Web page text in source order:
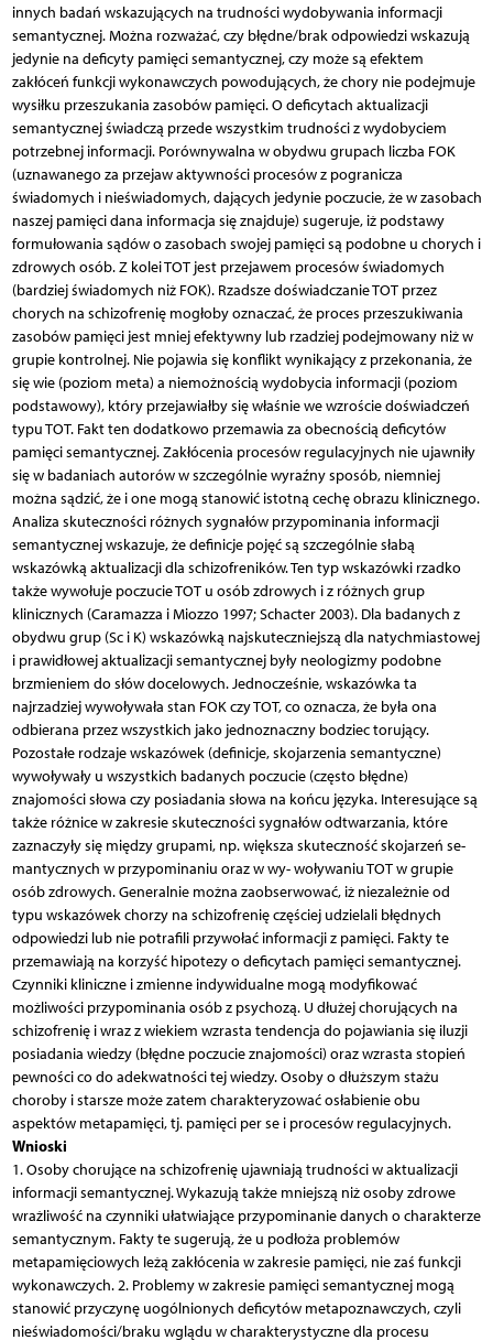
innych badań wskazujących na trudności wydobywania informacji
semantycznej. Można rozważać, czy błędne/brak odpowiedzi wskazują
jedynie na deficyty pamięci semantycznej, czy może są efektem
zakłóceń funkcji wykonawczych powodujących, że chory nie podejmuje
wysiłku przeszukania zasobów pamięci. O deficytach aktualizacji
semantycznej świadczą przede wszystkim trudności z wydobyciem
potrzebnej informacji. Porównywalna w obydwu grupach liczba FOK
(uznawanego za przejaw aktywności procesów z pogranicza
świadomych i nieświadomych, dających jedynie poczucie, że w zasobach
naszej pamięci dana informacja się znajduje) sugeruje, iż podstawy
formułowania sądów o zasobach swojej pamięci są podobne u chorych i
zdrowych osób. Z kolei TOT jest przejawem procesów świadomych
(bardziej świadomych niż FOK). Rzadsze doświadczanie TOT przez
chorych na schizofrenię mogłoby oznaczać, że proces przeszukiwania
zasobów pamięci jest mniej efektywny lub rzadziej podejmowany niż w
grupie kontrolnej. Nie pojawia się konflikt wynikający z przekonania, że
się wie (poziom meta) a niemożnością wydobycia informacji (poziom
podstawowy), który przejawiałby się właśnie we wzroście doświadczeń
typu TOT. Fakt ten dodatkowo przemawia za obecnością deficytów
pamięci semantycznej. Zakłócenia procesów regulacyjnych nie ujawniły
się w badaniach autorów w szczególnie wyraźny sposób, niemniej
można sądzić, że i one mogą stanowić istotną cechę obrazu klinicznego.
Analiza skuteczności różnych sygnałów przypominania informacji
semantycznej wskazuje, że definicje pojęć są szczególnie słabą
wskazówką aktualizacji dla schizofreników. Ten typ wskazówki rzadko
także wywołuje poczucie TOT u osób zdrowych i z różnych grup
klinicznych (Caramazza i Miozzo 1997; Schacter 2003). Dla badanych z
obydwu grup (Sc i K) wskazówką najskuteczniejszą dla natychmiastowej
i prawidłowej aktualizacji semantycznej były neologizmy podobne
brzmieniem do słów docelowych. Jednocześnie, wskazówka ta
najrzadziej wywoływała stan FOK czy TOT, co oznacza, że była ona
odbierana przez wszystkich jako jednoznaczny bodziec torujący.
Pozostałe rodzaje wskazówek (definicje, skojarzenia semantyczne)
wywoływały u wszystkich badanych poczucie (często błędne)
znajomości słowa czy posiadania słowa na końcu języka. Interesujące są
także różnice w zakresie skuteczności sygnałów odtwarzania, które
zaznaczyły się między grupami, np. większa skuteczność skojarzeń se-
mantycznych w przypominaniu oraz w wy- woływaniu TOT w grupie
osób zdrowych. Generalnie można zaobserwować, iż niezależnie od
typu wskazówek chorzy na schizofrenię częściej udzielali błędnych
odpowiedzi lub nie potrafili przywołać informacji z pamięci. Fakty te
przemawiają na korzyść hipotezy o deficytach pamięci semantycznej.
Czynniki kliniczne i zmienne indywidualne mogą modyfikować
możliwości przypominania osób z psychozą. U dłużej chorujących na
schizofrenię i wraz z wiekiem wzrasta tendencja do pojawiania się iluzji
posiadania wiedzy (błędne poczucie znajomości) oraz wzrasta stopień
pewności co do adekwatności tej wiedzy. Osoby o dłuższym stażu
choroby i starsze może zatem charakteryzować osłabienie obu
aspektów metapamięci, tj. pamięci per se i procesów regulacyjnych.
Wnioski
1. Osoby chorujące na schizofrenię ujawniają trudności w aktualizacji
informacji semantycznej. Wykazują także mniejszą niż osoby zdrowe
wrażliwość na czynniki ułatwiające przypominanie danych o charakterze
semantycznym. Fakty te sugerują, że u podłoża problemów
metapamięciowych leżą zakłócenia w zakresie pamięci, nie zaś funkcji
wykonawczych. 2. Problemy w zakresie pamięci semantycznej mogą
stanowić przyczynę uogólnionych deficytów metapoznawczych, czyli
nieświadomości/braku wglądu w charakterystyczne dla procesu